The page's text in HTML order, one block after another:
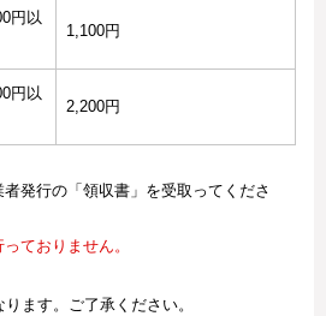
円以
1,100円
円以
2,200円
発行の「領収書」を受取ってくださ
ておりません。
ます。ご了承ください。